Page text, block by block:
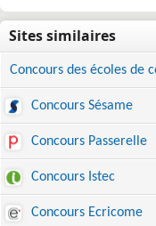
Concours des écoles de
Concours Sésame
Concours Passerelle
Concours Istec
Concours Ecricome